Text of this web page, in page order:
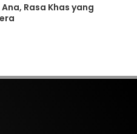
Rasa Khas yang